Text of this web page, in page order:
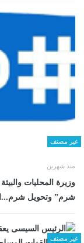
غير مصنف
منذ شهرين
وزيرة المحليات
شرم” وتحويل شرم...اليوم الثلاثاء،
غير مصنف